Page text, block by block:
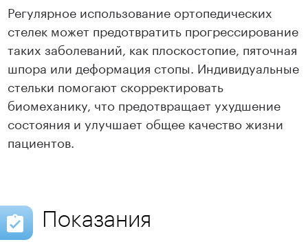
Регулярное использование ортопедических
стелек может предотвратить прогрессирование
таких заболеваний, как плоскостопие, пяточная
шпора или деформация стопы. Индивидуальные
стельки помогают скорректировать
биомеханику, что предотвращает ухудшение
состояния и улучшает общее качество жизни
пациентов.
Показания